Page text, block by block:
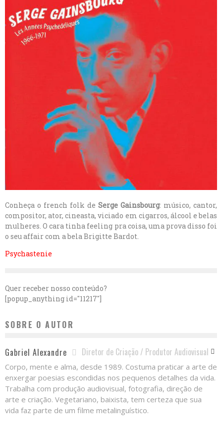
Conheça o french folk de Serge Gainsbourg: músico, cantor,
compositor, ator, cineasta, viciado em cigarros, álcool e belas
mulheres. O cara tinha feeling pra coisa, uma prova disso foi
o seu affair com a bela Brigitte Bardot.
Psychastenie
Quer receber nosso conteúdo?
[popup_anything id="11217"]
SOBRE O AUTOR
Gabriel Alexandre Diretor de Criação / Produtor Audiovisual
Corpo, mente e alma, desde 1989. Costuma praticar a arte de
enxergar poesias escondidas nos pequenos detalhes da vida.
Trabalha com produção audiovisual, fotografia, direção de
arte e criação. Vegetariano, baixista, tem certeza que sua
vida faz parte de um filme metalinguístico.